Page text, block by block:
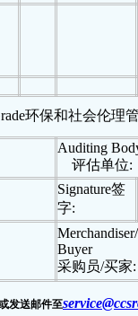
环保和社会伦理
Auditing
评估单位:
Signature签
字:
Merchandiser/
Buyer
采购员/买家:
发送邮件至